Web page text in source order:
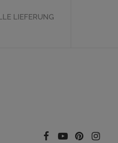
LIEFERUNG
FacebookYouTubePinterest